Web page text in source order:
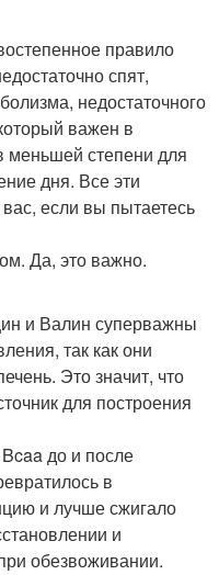
правило
спят,
недостаточного
важен в
меньшей степени для
дня. Все эти
если вы пытаетесь
Да, это важно.
и Валин суперважны
так как они
Это значит, что
для построения
до и после
в
и лучше сжигало
и
обезвоживании.